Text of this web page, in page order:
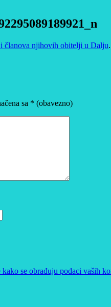
i članova njihovih obitelji u Dalju.
sa * (obavezno)
kako se obrađuju podaci vaših